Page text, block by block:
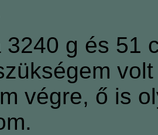
3240 g és 51
végre, ő is